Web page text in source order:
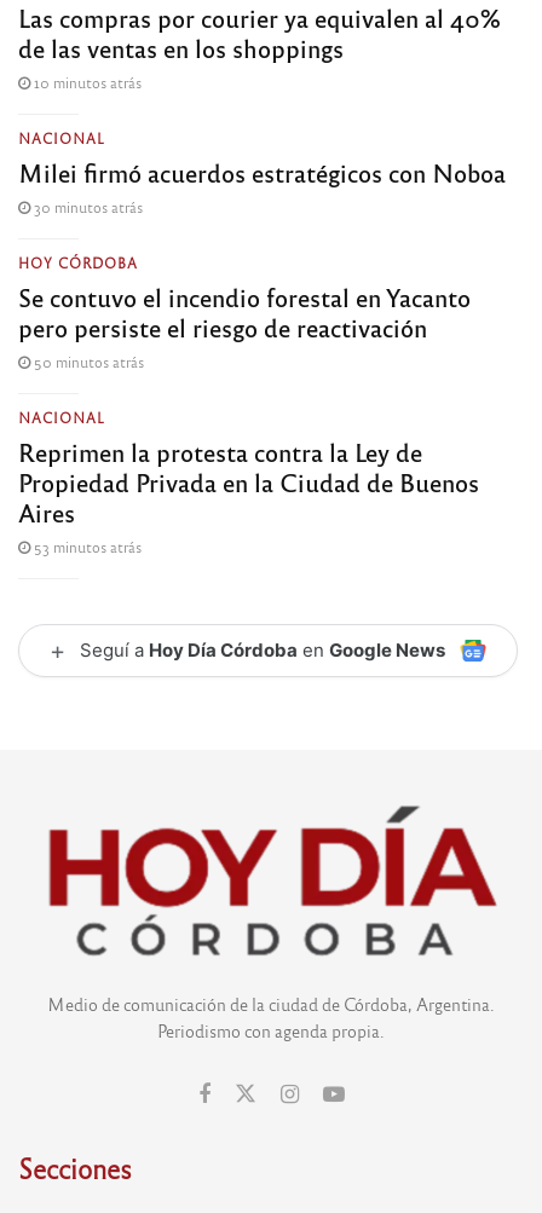
Las compras por courier ya equivalen al 40%
de las ventas en los shoppings
10 minutos atrás
NACIONAL
Milei firmó acuerdos estratégicos con Noboa
30 minutos atrás
HOY CÓRDOBA
Se contuvo el incendio forestal en Yacanto
pero persiste el riesgo de reactivación
50 minutos atrás
NACIONAL
Reprimen la protesta contra la Ley de
Propiedad Privada en la Ciudad de Buenos
Aires
53 minutos atrás
+ Seguí a Hoy Día Córdoba en Google News
Medio de comunicación de la ciudad de Córdoba, Argentina.
Periodismo con agenda propia.
Secciones